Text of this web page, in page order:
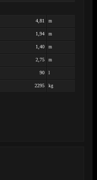
4,81 m
1,94 m
1,40 m
2,75 m
90 l
2295 kg